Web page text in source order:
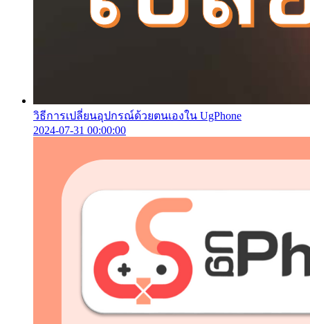
วิธีการเปลี่ยนอุปกรณ์ด้วยตนเองใน UgPhone
2024-07-31 00:00:00